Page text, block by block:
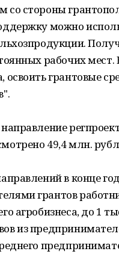
стороны
можно
рабочих
грантовые
49,4 млн.
в конце
грантов
агробизнеса, до 1
из